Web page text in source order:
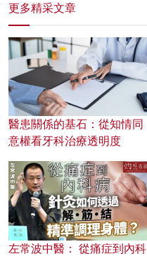
更多精采文章
醫患關係的基石：從知情同
意權看牙科治療透明度
左常波中醫： 從痛症到內科